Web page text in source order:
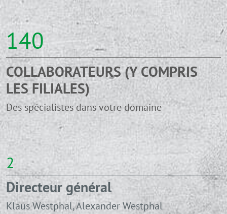
140
COLLABORATEURS (Y COMPRIS
LES FILIALES)
Des spécialistes dans votre domaine
2
Directeur général
Klaus Westphal, Alexander Westphal